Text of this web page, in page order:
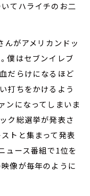
てハライチのお二
んがアメリカンドッ
僕はセブンイレブ
だらけになるほど
打ちをかけるよう
ンになってしまいま
ク総選挙が発表さ
トと集まって発表
ュース番組で1位を
像が毎年のように